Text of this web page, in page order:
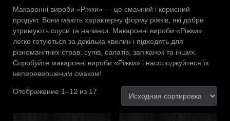
Макаронні вироби «Ріжки» — це смачний і корисний
продукт. Вони мають характерну форму ріжків, які добре
утримують соуси та начинки. Макаронні вироби «Ріжки»
легко готуються за декілька хвилин і підходять для
різноманітних страв: супів, салатів, запіканок та інших.
Спробуйте макаронні вироби «Ріжки» і насолоджуйтеся їх
неперевершеним смаком!
Отображение 1–12 из 17